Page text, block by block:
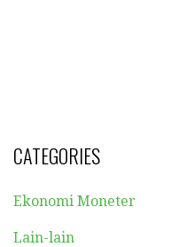
CATEGORIES
Ekonomi Moneter
Lain-lain